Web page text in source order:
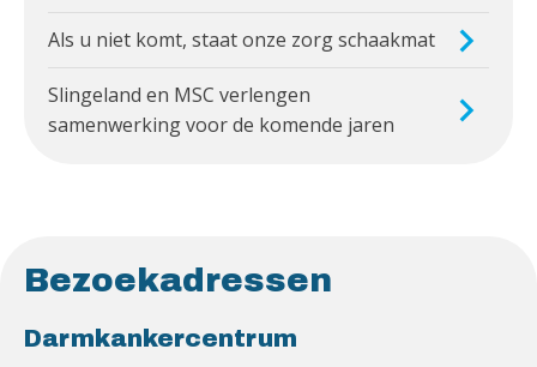
Als u niet komt, staat onze zorg schaakmat
Slingeland en MSC verlengen
samenwerking voor de komende jaren
Bezoekadressen
Darmkankercentrum